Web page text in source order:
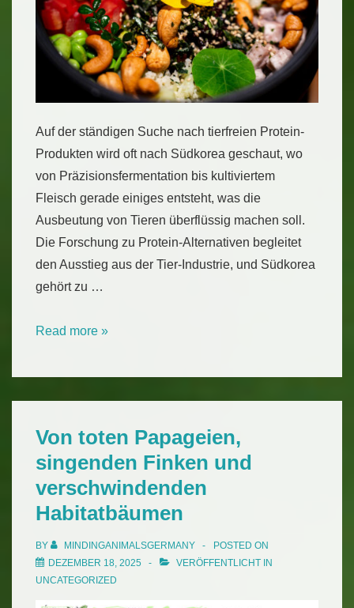
Auf der ständigen Suche nach tierfreien Protein-
Produkten wird oft nach Südkorea geschaut, wo
von Präzisionsfermentation bis kultiviertem
Fleisch gerade einiges entsteht, was die
Ausbeutung von Tieren überflüssig machen soll.
Die Forschung zu Protein-Alternativen begleitet
den Ausstieg aus der Tier-Industrie, und Südkorea
gehört zu …
Südkorea-
zu
Read more »
Von toten Papageien,
singenden Finken und
verschwindenden
Habitatbäumen
BY MINDINGANIMALSGERMANY
POSTED ON
DEZEMBER 18, 2025
VERÖFFENTLICHT IN
UNCATEGORIZED